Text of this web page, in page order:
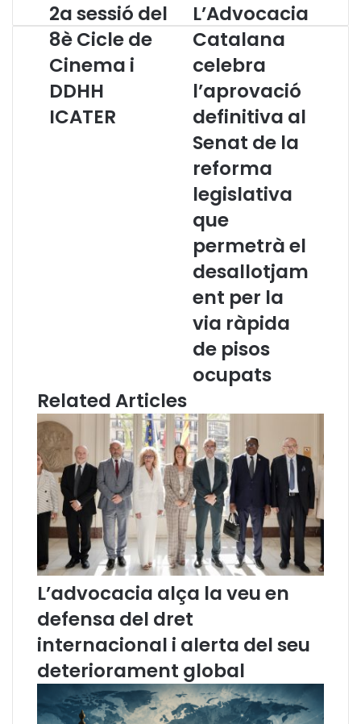
2
a
s
e
s
i
ó
e
m
a
i
D
D
H
H
C
A
T
E
R
2a sessió del
8è Cicle de
Cinema i
DDHH
ICATER
L
’
A
d
c
a
c
i
a
C
t
a
a
n
c
e
e
r
a
l
’
a
p
r
o
v
a
i
d
e
f
i
n
i
L’Advocacia
Catalana
celebra
l’aprovació
definitiva al
Senat de la
reforma
legislativa
que
permetrà el
desallotjam
ent per la
via ràpida
de pisos
ocupats
Related Articles
L’advocacia alça la veu en
defensa del dret
internacional i alerta del seu
deteriorament global